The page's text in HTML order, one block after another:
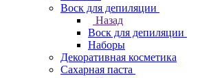
Воск для депиляции
Назад
Воск для депиляции
Наборы
Декоративная косметика
Сахарная паста